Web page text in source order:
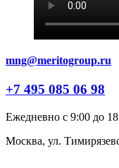
mng@meritogroup.ru
+7 495 085 06 98
Ежедневно с 9:00 до
Москва, ул.